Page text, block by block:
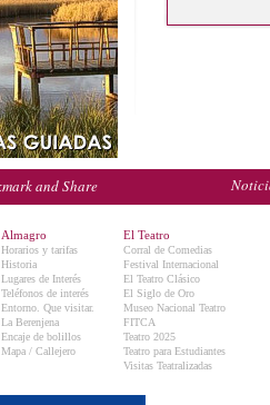
Almagro
Horarios y tarifas
Historia
Lugares de Interés
Teléfonos de interés
Entorno. Que visitar.
La Berenjena
Encaje de bolillos
Mapa / Callejero
El Teatro
Corral de Comedias
Festival Internacional
El Teatro Clásico
El Siglo de Oro
Museo Nacional Teatro
FITCA
Teatro 2025
Teatro para Estudiantes
Visitas Teatralizadas